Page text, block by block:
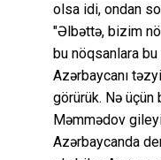
olsa idi, ondan
"Əlbəttə, bizim
bu nöqsanlara
Azərbaycanı
görürük. Nə üçün
Məmmədov
Azərbaycanda